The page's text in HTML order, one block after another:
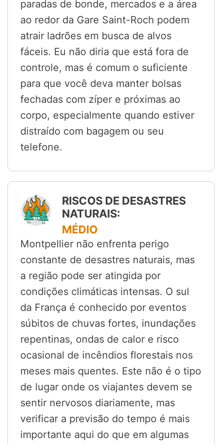
paradas de bonde, mercados e a área
ao redor da Gare Saint-Roch podem
atrair ladrões em busca de alvos
fáceis. Eu não diria que está fora de
controle, mas é comum o suficiente
para que você deva manter bolsas
fechadas com zíper e próximas ao
corpo, especialmente quando estiver
distraído com bagagem ou seu
telefone.
RISCOS DE DESASTRES
NATURAIS:
MÉDIO
Montpellier não enfrenta perigo
constante de desastres naturais, mas
a região pode ser atingida por
condições climáticas intensas. O sul
da França é conhecido por eventos
súbitos de chuvas fortes, inundações
repentinas, ondas de calor e risco
ocasional de incêndios florestais nos
meses mais quentes. Este não é o tipo
de lugar onde os viajantes devem se
sentir nervosos diariamente, mas
verificar a previsão do tempo é mais
importante aqui do que em algumas